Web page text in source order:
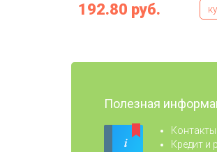
192.80 руб.
Полезная
Контакты
Кредит и